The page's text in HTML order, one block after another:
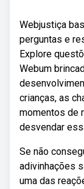
Webjustiça
perguntas e
Explore
Webum
crianças, as
momentos de
desvendar
Se não
adivinhações
uma das